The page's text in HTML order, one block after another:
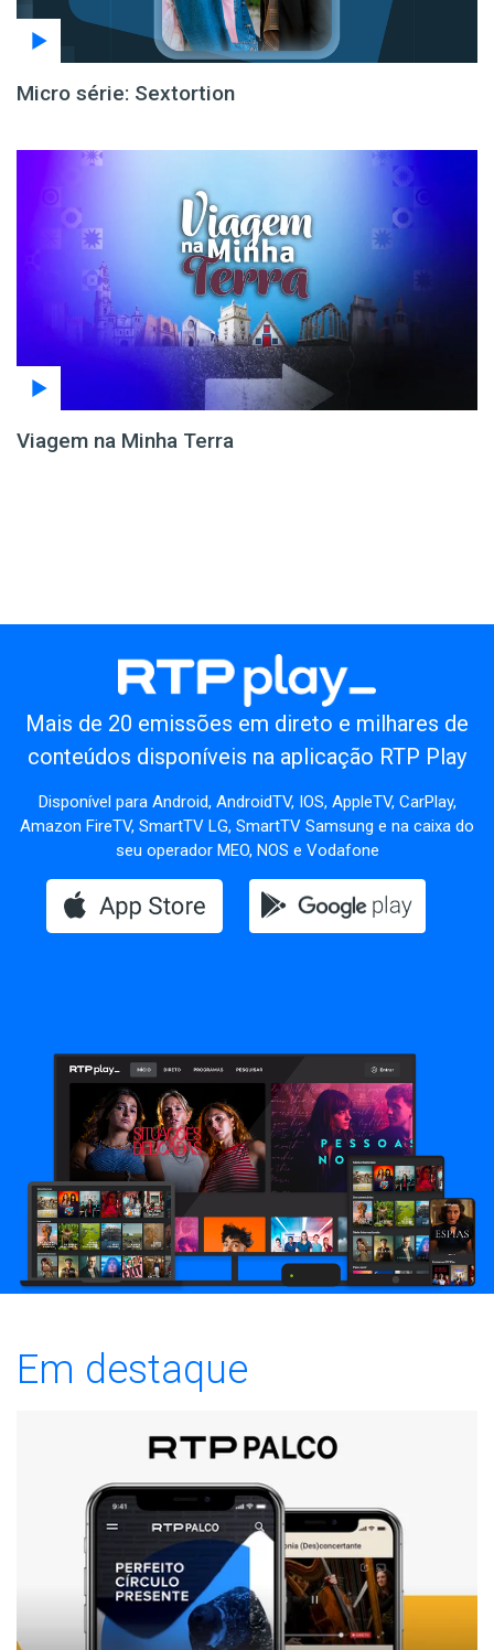
Micro série: Sextortion
Viagem na Minha Terra
Mais de 20 emissões em direto e milhares de
conteúdos disponíveis na aplicação RTP Play
Disponível para Android, AndroidTV, IOS, AppleTV, CarPlay,
Amazon FireTV, SmartTV LG, SmartTV Samsung e na caixa do
seu operador MEO, NOS e Vodafone
Em destaque